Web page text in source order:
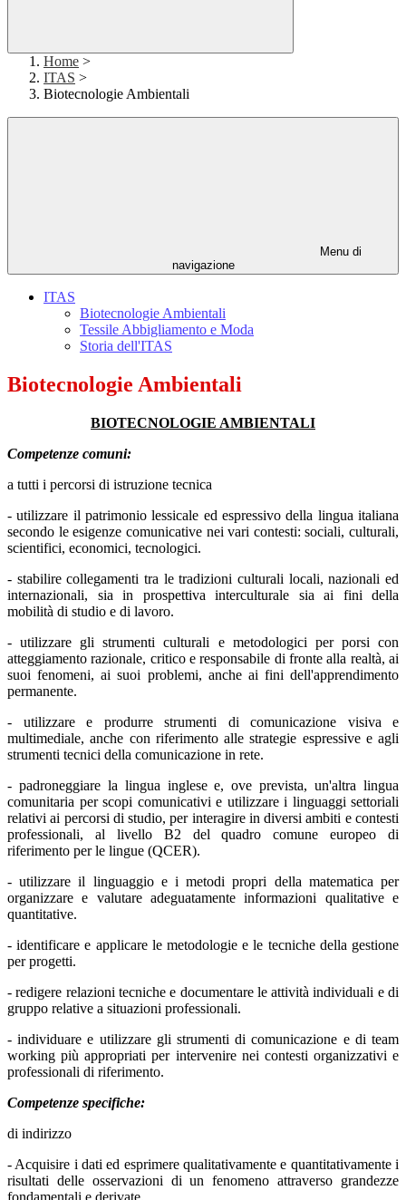
Home >
ITAS >
Biotecnologie Ambientali
Menu di
navigazione
ITAS
Biotecnologie Ambientali
Tessile Abbigliamento e Moda
Storia dell'ITAS
Biotecnologie Ambientali
BIOTECNOLOGIE AMBIENTALI
Competenze comuni:
a tutti i percorsi di istruzione tecnica
- utilizzare il patrimonio lessicale ed espressivo della lingua italiana
secondo le esigenze comunicative nei vari contesti: sociali, culturali,
scientifici, economici, tecnologici.
- stabilire collegamenti tra le tradizioni culturali locali, nazionali ed
internazionali, sia in prospettiva interculturale sia ai fini della
mobilità di studio e di lavoro.
- utilizzare gli strumenti culturali e metodologici per porsi con
atteggiamento razionale, critico e responsabile di fronte alla realtà, ai
suoi fenomeni, ai suoi problemi, anche ai fini dell'apprendimento
permanente.
- utilizzare e produrre strumenti di comunicazione visiva e
multimediale, anche con riferimento alle strategie espressive e agli
strumenti tecnici della comunicazione in rete.
- padroneggiare la lingua inglese e, ove prevista, un'altra lingua
comunitaria per scopi comunicativi e utilizzare i linguaggi settoriali
relativi ai percorsi di studio, per interagire in diversi ambiti e contesti
professionali, al livello B2 del quadro comune europeo di
riferimento per le lingue (QCER).
- utilizzare il linguaggio e i metodi propri della matematica per
organizzare e valutare adeguatamente informazioni qualitative e
quantitative.
- identificare e applicare le metodologie e le tecniche della gestione
per progetti.
- redigere relazioni tecniche e documentare le attività individuali e di
gruppo relative a situazioni professionali.
- individuare e utilizzare gli strumenti di comunicazione e di team
working più appropriati per intervenire nei contesti organizzativi e
professionali di riferimento.
Competenze specifiche:
di indirizzo
- Acquisire i dati ed esprimere qualitativamente e quantitativamente i
risultati delle osservazioni di un fenomeno attraverso grandezze